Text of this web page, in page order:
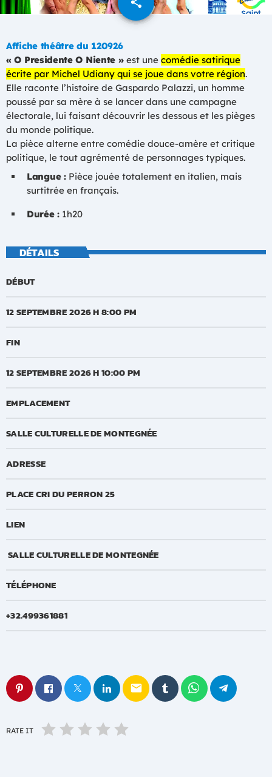
Affiche théâtre du 120926
« O Presidente O Niente »est une comédie satirique
écrite par Michel Udiany qui se joue dans votre région.
Elle raconte l’histoire de Gaspardo Palazzi, un homme
poussé par sa mère à se lancer dans une campagne
électorale, lui faisant découvrir les dessous et les pièges
du monde politique.
La pièce alterne entre comédie douce-amère et critique
politique, le tout agrémenté de personnages typiques.
Langue :Pièce jouée totalement en italien, mais
surtitrée en français.
Durée :1h20
DÉTAILS
DÉBUT
12 SEPTEMBRE 2026 H 8:00 PM
FIN
12 SEPTEMBRE 2026 H 10:00 PM
EMPLACEMENT
SALLE CULTURELLE DE MONTEGNÉE
ADRESSE
PLACE CRI DU PERRON 25
LIEN
SALLE CULTURELLE DE MONTEGNÉE
TÉLÉPHONE
+32.499361881
email
RATE IT